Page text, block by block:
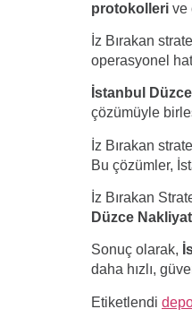
protokolleri ve
İz Bırakan
operasyonel
İstanbul
çözümüyle
İz Bırakan
Bu çözümler,
İz Bırakan
Düzce Nakliyat
Sonuç olarak,
daha hızlı,
Etiketlendi